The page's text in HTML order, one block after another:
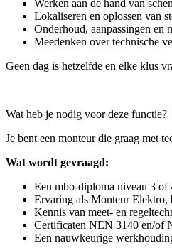
Werken aan de hand van
Lokaliseren en oplossen van
Onderhoud, aanpassingen en
Meedenken over technische
Geen dag is hetzelfde en elke klus
Wat heb je nodig voor deze functie?
Je bent een monteur die graag met
Wat wordt gevraagd:
Een mbo-diploma niveau 3
Ervaring als Monteur Elektro,
Kennis van meet- en
Certificaten NEN 3140 en/of
Een nauwkeurige